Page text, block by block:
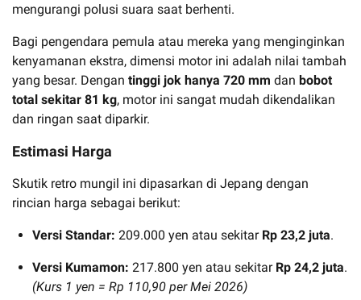
mengurangi polusi suara saat berhenti.
Bagi pengendara pemula atau mereka yang menginginkan
kenyamanan ekstra, dimensi motor ini adalah nilai tambah
yang besar. Dengan tinggi jok hanya 720 mm dan bobot
total sekitar 81 kg, motor ini sangat mudah dikendalikan
dan ringan saat diparkir.
Estimasi Harga
Skutik retro mungil ini dipasarkan di Jepang dengan
rincian harga sebagai berikut:
Versi Standar: 209.000 yen atau sekitar Rp 23,2 juta.
Versi Kumamon: 217.800 yen atau sekitar Rp 24,2 juta.
(Kurs 1 yen = Rp 110,90 per Mei 2026)